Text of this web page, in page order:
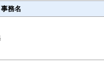
事務名